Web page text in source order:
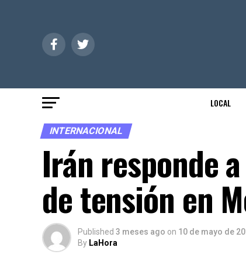
LOCAL
INTERNACIONAL
Irán responde
de tensión en
Published 3 meses ago on 10 de mayo de
By LaHora